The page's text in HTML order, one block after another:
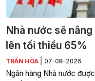
Nhà nước sẽ
lên tối thiểu 65%
TRẦN HÒA 07-08-2026
Ngân hàng Nhà nước